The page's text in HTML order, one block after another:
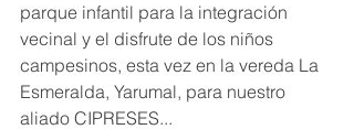
parque infantil para la integración
vecinal y el disfrute de los niños
campesinos, esta vez en la vereda La
Esmeralda, Yarumal, para nuestro
aliado CIPRESES...